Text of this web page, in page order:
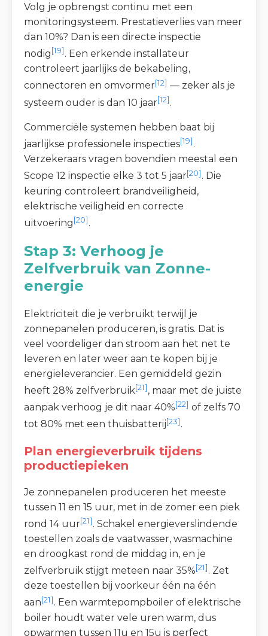
Volg je opbrengst continu met een
monitoringsysteem. Prestatieverlies van meer
dan 10%? Dan is een directe inspectie
nodig[19]. Een erkende installateur
controleert jaarlijks de bekabeling,
connectoren en omvormer[12] — zeker als je
systeem ouder is dan 10 jaar[12].
Commerciële systemen hebben baat bij
jaarlijkse professionele inspecties[19].
Verzekeraars vragen bovendien meestal een
Scope 12 inspectie elke 3 tot 5 jaar[20]. Die
keuring controleert brandveiligheid,
elektrische veiligheid en correcte
uitvoering[20].
Stap 3: Verhoog je
Zelfverbruik van Zonne-
energie
Elektriciteit die je verbruikt terwijl je
zonnepanelen produceren, is gratis. Dat is
veel voordeliger dan stroom aan het net te
leveren en later weer aan te kopen bij je
energieleverancier. Een gemiddeld gezin
heeft 28% zelfverbruik[21], maar met de juiste
aanpak verhoog je dit naar 40%[22] of zelfs 70
tot 80% met een thuisbatterij[23].
Plan energieverbruik tijdens
productiepieken
Je zonnepanelen produceren het meeste
tussen 11 en 15 uur, met in de zomer een piek
rond 14 uur[21]. Schakel energieverslindende
toestellen zoals de vaatwasser, wasmachine
en droogkast rond de middag in, en je
zelfverbruik stijgt meteen naar 35%[21]. Zet
deze toestellen bij voorkeur één na één
aan[21]. Een warmtepompboiler of elektrische
boiler houdt water vele uren warm, dus
opwarmen tussen 11u en 15u is perfect